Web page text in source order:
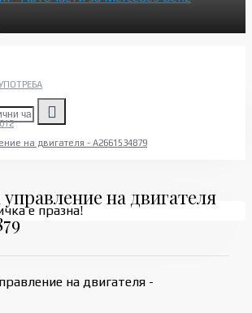
е празна!
на двигателя - A2661534879
управление на двигателя